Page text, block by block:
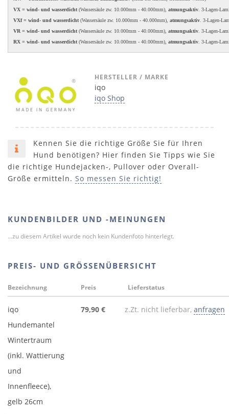
VX = wind- und wasserdicht (Wassersäule zw. 10.000mm - 40.000mm), atmungsaktiv . 3-Lagen-
VXf = wind- und wasserdicht (Wassersäule zw. 10.000mm - 40.000mm), atmungsaktiv . 3-Lagen-
VR = wind- und wasserdicht (Wassersäule zw. 10.000mm - 40.000mm), atmungsaktiv . 3-Lagen-
RX = wind- und wasserdicht (Wassersäule zw. 10.000mm - 40.000mm), atmungsaktiv . 3-Lagen-
HERSTELLER / MARKE
iqo
iqo Shop
Kennen Sie die richtige Größe Sie für Ihren
Hund benötigen? Hier finden Sie Tipps wie Sie
die richtige Hundejacken-, Pullover oder Overall-
Größe ermitteln. So messen Sie richtig!
KUNDENBILDER UND -MEINUNGEN
...zu diesem Artikel wurde noch kein Kundenfoto hinterlegt.
PREIS- UND GRÖSSENÜBERSICHT
Bezeichnung Preis Lieferstatus
iqo
Hundemantel
Wintertraum
(inkl. Wattierung
und
Innenfleece),
gelb 26cm
79,90 € z.Zt. nicht lieferbar, anfragen